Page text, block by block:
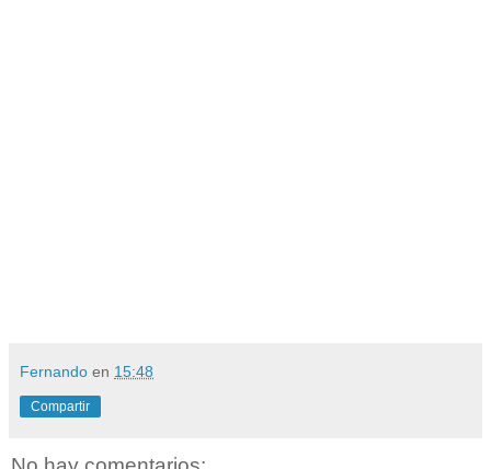
Fernando en 15:48
Compartir